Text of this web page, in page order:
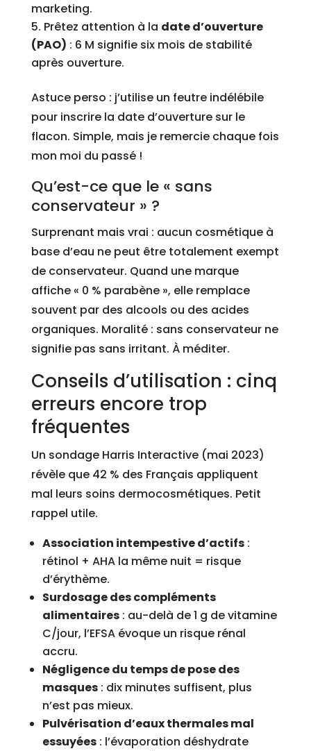
marketing.
Prêtez attention à la date d’ouverture
(PAO) : 6 M signifie six mois de stabilité
après ouverture.
Astuce perso : j’utilise un feutre indélébile
pour inscrire la date d’ouverture sur le
flacon. Simple, mais je remercie chaque fois
mon moi du passé !
Qu’est-ce que le « sans
conservateur » ?
Surprenant mais vrai : aucun cosmétique à
base d’eau ne peut être totalement exempt
de conservateur. Quand une marque
affiche « 0 % parabène », elle remplace
souvent par des alcools ou des acides
organiques. Moralité : sans conservateur ne
signifie pas sans irritant. À méditer.
Conseils d’utilisation : cinq
erreurs encore trop
fréquentes
Un sondage Harris Interactive (mai 2023)
révèle que 42 % des Français appliquent
mal leurs soins dermocosmétiques. Petit
rappel utile.
Association intempestive d’actifs:
rétinol + AHA la même nuit = risque
d’érythème.
Surdosage des compléments
alimentaires: au-delà de 1 g de vitamine
C/jour, l’EFSA évoque un risque rénal
accru.
Négligence du temps de pose des
masques: dix minutes suffisent, plus
n’est pas mieux.
Pulvérisation d’eaux thermales mal
essuyées: l’évaporation déshydrate